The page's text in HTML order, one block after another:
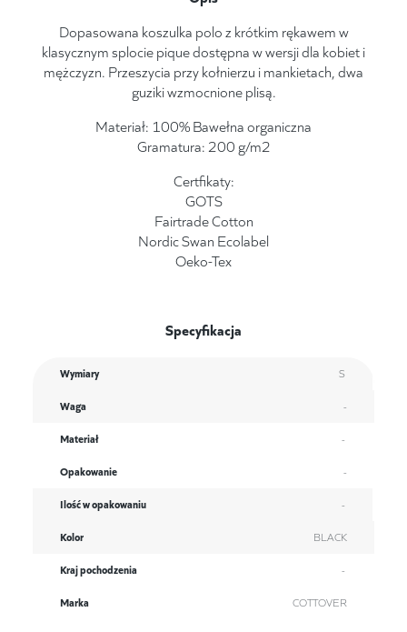
Dopasowana koszulka polo z krótkim rękawem w
klasycznym splocie pique dostępna w wersji dla kobiet i
mężczyzn. Przeszycia przy kołnierzu i mankietach, dwa
guziki wzmocnione plisą.
Materiał: 100% Bawełna organiczna
Gramatura: 200 g/m2
Certfikaty:
GOTS
Fairtrade Cotton
Nordic Swan Ecolabel
Oeko-Tex
Specyfikacja
Wymiary S
Waga -
Materiał -
Opakowanie -
Ilość w opakowaniu -
Kolor BLACK
Kraj pochodzenia -
Marka COTTOVER